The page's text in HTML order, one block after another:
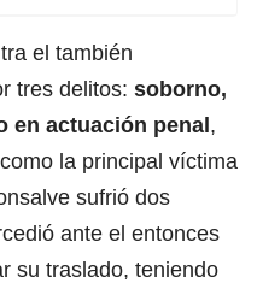
el también
tres delitos: soborno,
en actuación penal,
la principal víctima
sufrió dos
ante el entonces
su traslado, teniendo